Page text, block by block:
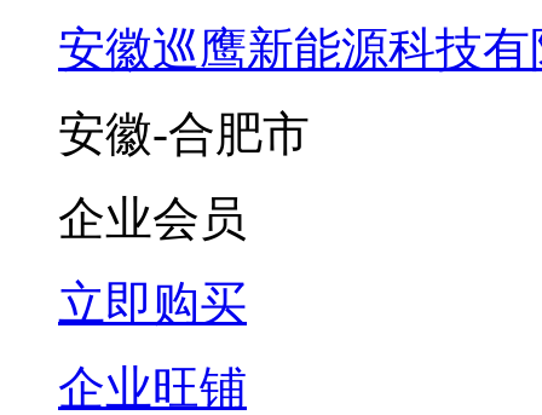
安徽巡鹰新能源科技
安徽-合肥市
企业会员
立即购买
企业旺铺